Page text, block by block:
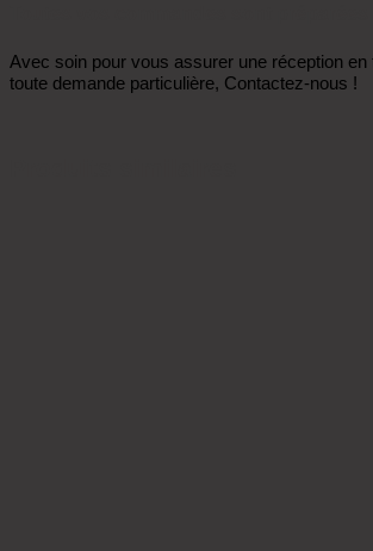
Avec soin pour vous assurer une réception en
toute demande particulière, Contactez-nous !